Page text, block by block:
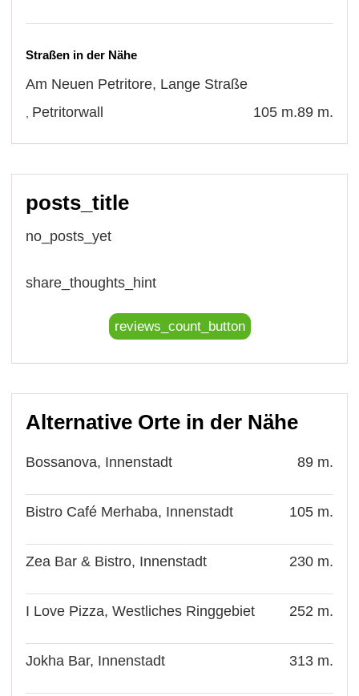
Straßen in der Nähe
Am Neuen Petritore, Lange Straße
89 m.
Petritorwall 105 m.
posts_title
no_posts_yet
share_thoughts_hint
reviews_count_button
Alternative Orte in der Nähe
Bossanova, Innenstadt 89 m.
Bistro Café Merhaba, Innenstadt 105 m.
Zea Bar & Bistro, Innenstadt 230 m.
I Love Pizza, Westliches Ringgebiet 252 m.
Jokha Bar, Innenstadt 313 m.